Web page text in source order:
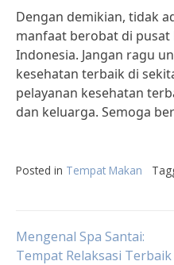
Dengan demikian, tidak
manfaat berobat di
Indonesia. Jangan ragu
kesehatan terbaik di
pelayanan kesehatan
dan keluarga. Semoga
Posted in Tempat Makan
Post
Mengenal Spa Santai:
Tempat Relaksasi Terbaik